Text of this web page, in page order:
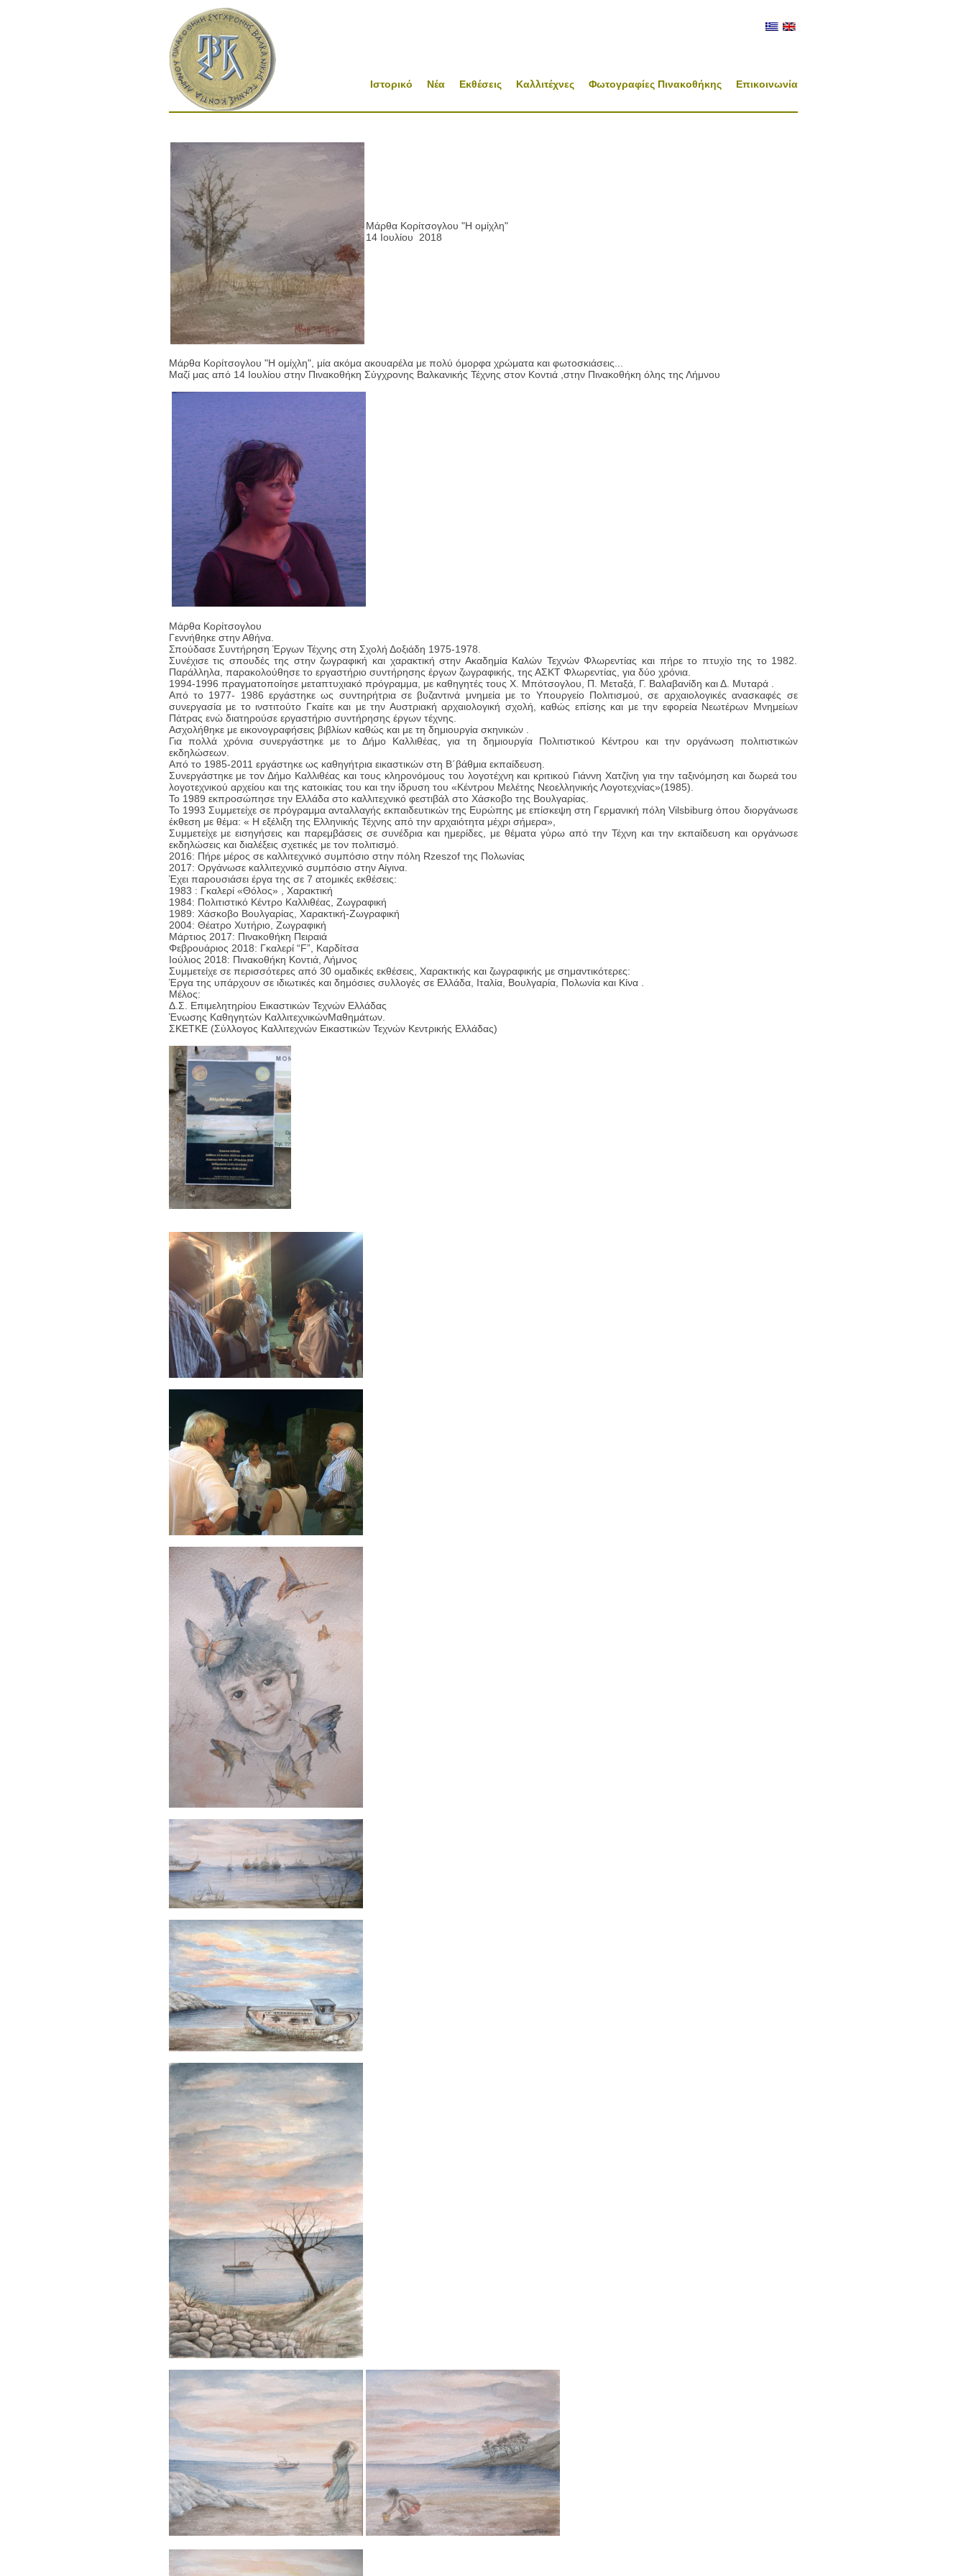
Επικοινωνία
Φωτογραφίες Πινακοθήκης
Καλλιτέχνες
Εκθέσεις
Νέα
Ιστορικό
Μάρθα Κορίτσογλου "Η ομίχλη"
14 Ιουλίου 2018
Μάρθα Κορίτσογλου "Η ομίχλη", μία ακόμα ακουαρέλα με πολύ όμορφα χρώματα και φωτοσκιάσεις...
Μαζί μας από 14 Ιουλίου στην Πινακοθήκη Σύγχρονης Βαλκανικής Τέχνης στον Κοντιά ,στην Πινακοθήκη όλης της Λήμνου
Μάρθα Κορίτσογλου
Γεννήθηκε στην Αθήνα.
Σπούδασε Συντήρηση Έργων Τέχνης στη Σχολή Δοξιάδη 1975-1978.
Συνέχισε τις σπουδές της στην ζωγραφική και χαρακτική στην Ακαδημία Καλών Τεχνών Φλωρεντίας και πήρε το πτυχίο της το 1982.
Παράλληλα, παρακολούθησε το εργαστήριο συντήρησης έργων ζωγραφικής, της ΑΣΚΤ Φλωρεντίας, για δύο χρόνια.
1994-1996 πραγματοποίησε μεταπτυχιακό πρόγραμμα, με καθηγητές τους Χ. Μπότσογλου, Π. Μεταξά, Γ. Βαλαβανίδη και Δ. Μυταρά .
Από το 1977- 1986 εργάστηκε ως συντηρήτρια σε βυζαντινά μνημεία με το Υπουργείο Πολιτισμού, σε αρχαιολογικές ανασκαφές σε
συνεργασία με το ινστιτούτο Γκαίτε και με την Αυστριακή αρχαιολογική σχολή, καθώς επίσης και με την εφορεία Νεωτέρων Μνημείων
Πάτρας ενώ διατηρούσε εργαστήριο συντήρησης έργων τέχνης.
Ασχολήθηκε με εικονογραφήσεις βιβλίων καθώς και με τη δημιουργία σκηνικών .
Για πολλά χρόνια συνεργάστηκε με το Δήμο Καλλιθέας, για τη δημιουργία Πολιτιστικού Κέντρου και την οργάνωση πολιτιστικών
εκδηλώσεων.
Από το 1985-2011 εργάστηκε ως καθηγήτρια εικαστικών στη Β΄βάθμια εκπαίδευση.
Συνεργάστηκε με τον Δήμο Καλλιθέας και τους κληρονόμους του λογοτέχνη και κριτικού Γιάννη Χατζίνη για την ταξινόμηση και δωρεά του
λογοτεχνικού αρχείου και της κατοικίας του και την ίδρυση του «Κέντρου Μελέτης Νεοελληνικής Λογοτεχνίας»(1985).
Το 1989 εκπροσώπησε την Ελλάδα στο καλλιτεχνικό φεστιβάλ στο Χάσκοβο της Βουλγαρίας.
Το 1993 Συμμετείχε σε πρόγραμμα ανταλλαγής εκπαιδευτικών της Ευρώπης με επίσκεψη στη Γερμανική πόλη Vilsbiburg όπου διοργάνωσε
έκθεση με θέμα: « Η εξέλιξη της Ελληνικής Τέχνης από την αρχαιότητα μέχρι σήμερα»,
Συμμετείχε με εισηγήσεις και παρεμβάσεις σε συνέδρια και ημερίδες, με θέματα γύρω από την Τέχνη και την εκπαίδευση και οργάνωσε
εκδηλώσεις και διαλέξεις σχετικές με τον πολιτισμό.
2016: Πήρε μέρος σε καλλιτεχνικό συμπόσιο στην πόλη Rzeszof της Πολωνίας
2017: Οργάνωσε καλλιτεχνικό συμπόσιο στην Αίγινα.
Έχει παρουσιάσει έργα της σε 7 ατομικές εκθέσεις:
1983 : Γκαλερί «Θόλος» , Χαρακτική
1984: Πολιτιστικό Κέντρο Καλλιθέας, Ζωγραφική
1989: Χάσκοβο Βουλγαρίας, Χαρακτική-Ζωγραφική
2004: Θέατρο Χυτήριο, Ζωγραφική
Μάρτιος 2017: Πινακοθήκη Πειραιά
Φεβρουάριος 2018: Γκαλερί “F”, Καρδίτσα
Ιούλιος 2018: Πινακοθήκη Κοντιά, Λήμνος
Συμμετείχε σε περισσότερες από 30 ομαδικές εκθέσεις, Χαρακτικής και ζωγραφικής με σημαντικότερες:
Έργα της υπάρχουν σε ιδιωτικές και δημόσιες συλλογές σε Ελλάδα, Ιταλία, Βουλγαρία, Πολωνία και Κίνα .
Μέλος:
Δ.Σ. Επιμελητηρίου Εικαστικών Τεχνών Ελλάδας
Ένωσης Καθηγητών ΚαλλιτεχνικώνΜαθημάτων.
ΣΚΕΤΚΕ (Σύλλογος Καλλιτεχνών Εικαστικών Τεχνών Κεντρικής Ελλάδας)